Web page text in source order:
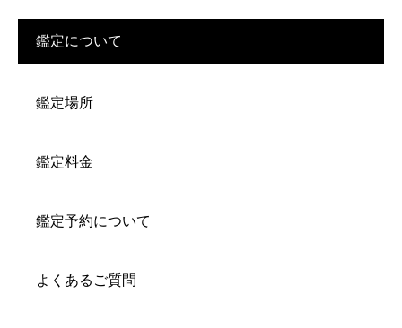
鑑定について
鑑定場所
鑑定料金
鑑定予約について
よくあるご質問